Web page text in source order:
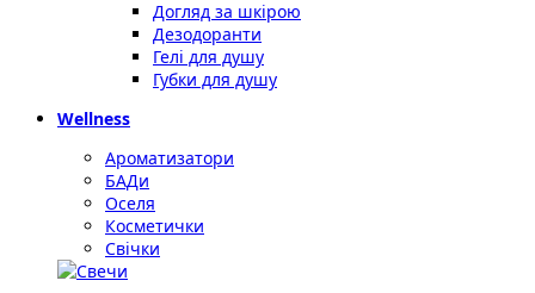
Догляд за шкірою
Дезодоранти
Гелі для душу
Губки для душу
Wellness
Ароматизатори
БАДи
Оселя
Косметички
Свічки